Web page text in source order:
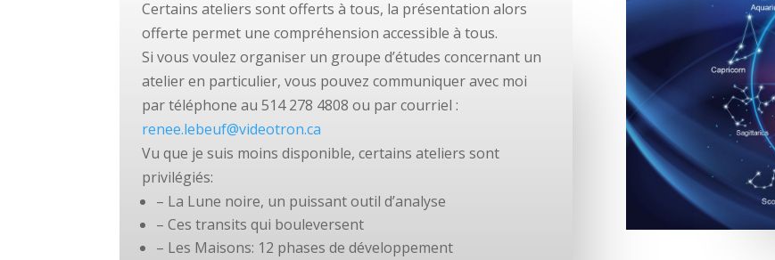
Certains ateliers sont offerts à tous, la présentation alors
offerte permet une compréhension accessible à tous.
Si vous voulez organiser un groupe d’études concernant un
atelier en particulier, vous pouvez communiquer avec moi
par téléphone au 514 278 4808 ou par courriel :
renee.lebeuf@videotron.ca
Vu que je suis moins disponible, certains ateliers sont
privilégiés:
– La Lune noire, un puissant outil d’analyse
– Ces transits qui bouleversent
– Les Maisons: 12 phases de développement